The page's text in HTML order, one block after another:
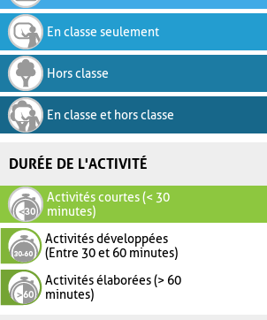
En classe seulement
Hors classe
En classe et hors classe
DURÉE DE L'ACTIVITÉ
Activités courtes (< 30
minutes)
Activités développées
(Entre 30 et 60 minutes)
Activités élaborées (> 60
minutes)